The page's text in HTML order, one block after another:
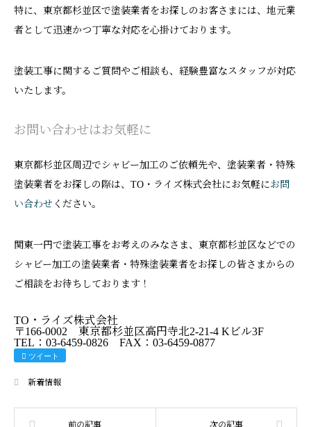
特に、東京都杉並区で塗装業者をお探しのお客さまには、地元業
者として迅速かつ丁寧な対応を心掛けております。
塗装工事に関するご質問やご相談も、経験豊富なスタッフが対応
いたします。
お問い合わせはお気軽に
東京都杉並区周辺でシャビー加工のご依頼先や、塗装業者・特殊
塗装業者をお探しの際は、TO・ライズ株式会社にお気軽にお問
い合わせ ください。
関東一円で塗装工事をお考えのみなさま、東京都杉並区などでの
シャビー加工の塗装業者・特殊塗装業者をお探しの皆さまからの
ご相談をお待ちしております！
TO・ライズ株式会社
〒166-0002 東京都杉並区高円寺北2-21-4 Kビル3F
TEL：03-6459-0826 FAX：03-6459-0877
ツイート
新着情報